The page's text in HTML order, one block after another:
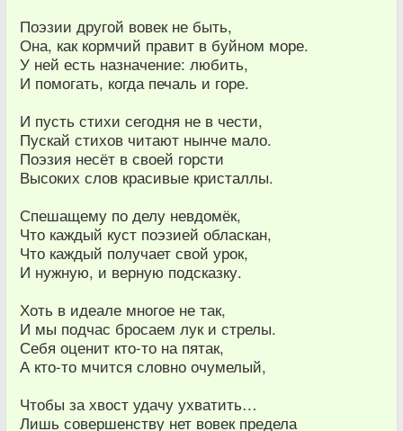
Поэзии другой вовек не быть,
Она, как кормчий правит в буйном море.
У ней есть назначение: любить,
И помогать, когда печаль и горе.
И пусть стихи сегодня не в чести,
Пускай стихов читают нынче мало.
Поэзия несёт в своей горсти
Высоких слов красивые кристаллы.
Спешащему по делу невдомёк,
Что каждый куст поэзией обласкан,
Что каждый получает свой урок,
И нужную, и верную подсказку.
Хоть в идеале многое не так,
И мы подчас бросаем лук и стрелы.
Себя оценит кто-то на пятак,
А кто-то мчится словно очумелый,
Чтобы за хвост удачу ухватить…
Лишь совершенству нет вовек предела